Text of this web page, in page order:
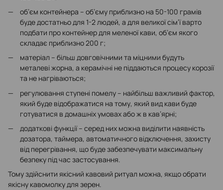
об’єм контейнера – об’єму приблизно на 50-100 грамів
буде достатньо для 1-2 людей, а для великої сім’ї варто
подбати про контейнер для меленої кави, об’єм якого
складає приблизно 200 г;
матеріал – більш довговічними та міцними будуть
металеві жорна, а керамічні не піддаються процесу корозії
та не нагріваються;
регулювання ступені помелу – найбільш важливий фактор,
який буде відображатися на тому, який вид кави буде
готуватися в домашніх умовах або ж в кав’ярні;
додаткові функції – серед них можна виділити наявність
дозатора, таймера, автоматичного відключення, захисту
від перегрівання, що буде забезпечувати максимальну
безпеку під час застосування.
Тому здійснити якісний кавовий ритуал можна, якщо обрати
якісну кавомолку для зерен.